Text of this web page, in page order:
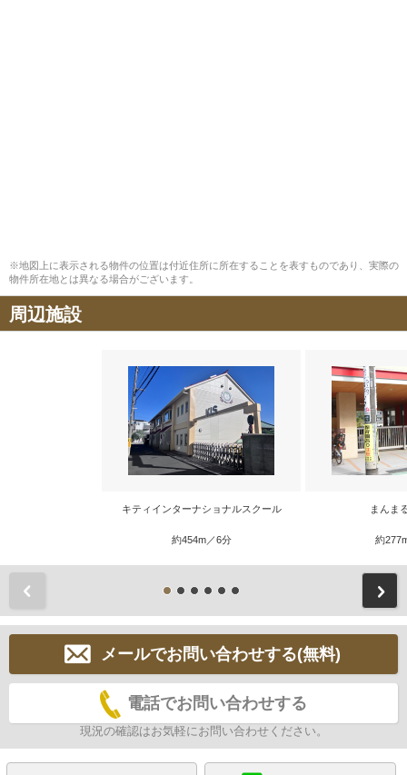
※地図上に表示される物件の位置は付近住所に所在することを表すものであり、実際の
物件所在地とは異なる場合がございます。
周辺施設
キティインターナショナルスクール
約454m／6分
まんま
約
メールでお問い合わせする(無料)
電話でお問い合わせする
現況の確認はお気軽にお問い合わせください。